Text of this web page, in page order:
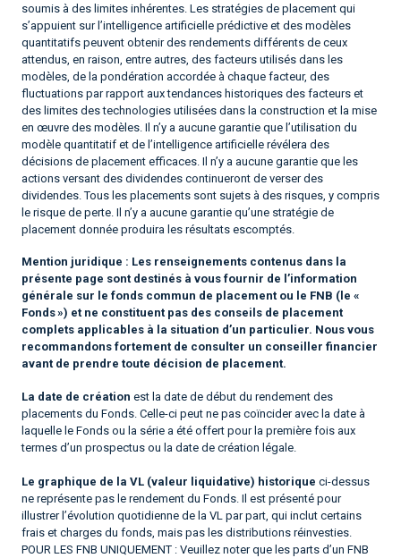
soumis à des limites inhérentes. Les stratégies de placement qui
s’appuient sur l’intelligence artificielle prédictive et des modèles
quantitatifs peuvent obtenir des rendements différents de ceux
attendus, en raison, entre autres, des facteurs utilisés dans les
modèles, de la pondération accordée à chaque facteur, des
fluctuations par rapport aux tendances historiques des facteurs et
des limites des technologies utilisées dans la construction et la mise
en œuvre des modèles. Il n’y a aucune garantie que l’utilisation du
modèle quantitatif et de l’intelligence artificielle révélera des
décisions de placement efficaces. Il n’y a aucune garantie que les
actions versant des dividendes continueront de verser des
dividendes. Tous les placements sont sujets à des risques, y compris
le risque de perte. Il n’y a aucune garantie qu’une stratégie de
placement donnée produira les résultats escomptés.
Mention juridique : Les renseignements contenus dans la
présente page sont destinés à vous fournir de l’information
générale sur le fonds commun de placement ou le FNB (le «
Fonds ») et ne constituent pas des conseils de placement
complets applicables à la situation d’un particulier. Nous vous
recommandons fortement de consulter un conseiller financier
avant de prendre toute décision de placement.
La date de création est la date de début du rendement des
placements du Fonds. Celle-ci peut ne pas coïncider avec la date à
laquelle le Fonds ou la série a été offert pour la première fois aux
termes d’un prospectus ou la date de création légale.
Le graphique de la VL (valeur liquidative) historique ci-dessus
ne représente pas le rendement du Fonds. Il est présenté pour
illustrer l’évolution quotidienne de la VL par part, qui inclut certains
frais et charges du fonds, mais pas les distributions réinvesties.
POUR LES FNB UNIQUEMENT : Veuillez noter que les parts d’un FNB